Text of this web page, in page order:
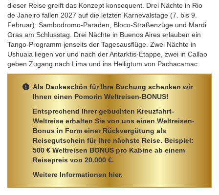
dieser Reise greift das Konzept konsequent. Drei Nächte in Rio
de Janeiro fallen 2027 auf die letzten Karnevalstage (7. bis 9.
Februar): Sambodromo-Paraden, Bloco-Straßenzüge und Mardi
Gras am Schlusstag. Drei Nächte in Buenos Aires erlauben ein
Tango-Programm jenseits der Tagesausflüge. Zwei Nächte in
Ushuaia liegen vor und nach der Antarktis-Etappe, zwei in Callao
geben Zugang nach Lima und ins Heiligtum von Pachacamac.
Als Dankeschön für Ihre Buchung schenken wir
Ihnen einen Pomorin Weltreisen-BONUS!
Entsprechend Ihrer gebuchten Kreuzfahrt-
Weltreise erhalten Sie von uns einen Weltreisen-
Bonus in Form einer Rückvergütung als
Reisegutschein für Ihre nächste Reise. Beispiel:
500 € Weltreisen BONUS pro Kabine ab einem
Reisepreis von 20.000 €.
Weitere Informationen hier.